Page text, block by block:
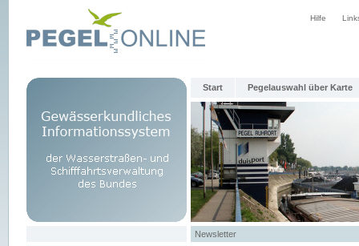
Hilfe
Start Pegelauswahl über Karte
Newsletter